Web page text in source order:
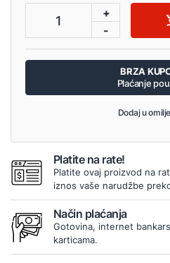
1
+
-
BRZA
Plaćanje
Dodaj u
Platite na rate!
Platite ovaj proizvod na
iznos vaše narudžbe
Način plaćanja
Gotovina, internet
karticama.